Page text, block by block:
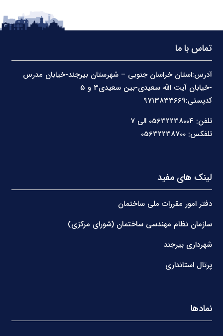
تماس با ما
آدرس:استان خراسان جنوبی – شهرستان بیرجند-خیابان مدرس
کدپستی:9713833669
تلفن: 05632238004 الی 7
تلفکس: 05632238700
لینک های مفید
دفتر امور مقررات ملی ساختمان
سازمان نظام مهندسی ساختمان (شورای مرکزی)
شهرداری بیرجند
پرتال استانداری
نمادها